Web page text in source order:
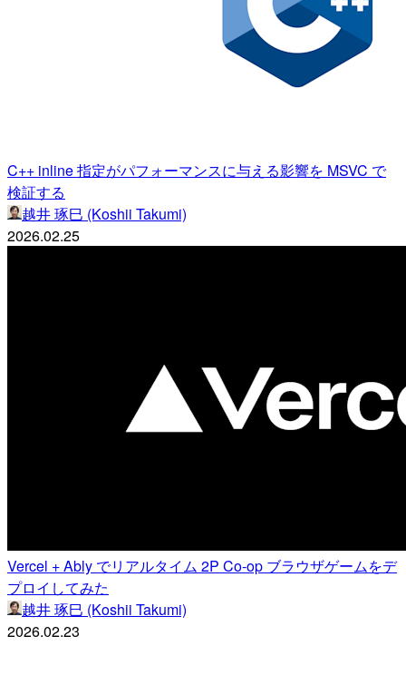
C++ inline 指定がパフォーマンスに与える影響を MSVC で
検証する
越井 琢巳 (Koshii Takumi)
2026.02.25
Vercel + Ably でリアルタイム 2P Co-op ブラウザゲームをデ
プロイしてみた
越井 琢巳 (Koshii Takumi)
2026.02.23